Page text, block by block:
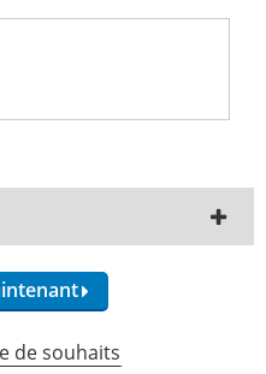
de souhaits